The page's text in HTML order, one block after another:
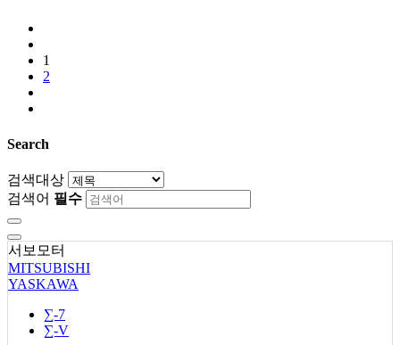
1
2
Search
검색대상
검색어 필수
서보모터
MITSUBISHI
YASKAWA
∑-7
∑-V